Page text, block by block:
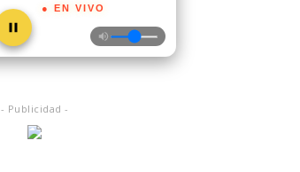
● EN VIVO
- Publicidad -